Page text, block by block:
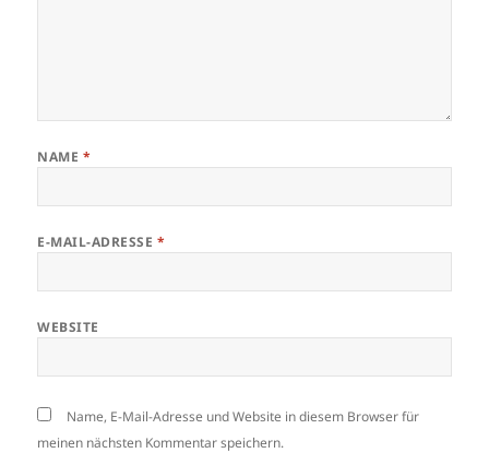
NAME *
E-MAIL-ADRESSE *
WEBSITE
Name, E-Mail-Adresse und Website in diesem Browser für
meinen nächsten Kommentar speichern.